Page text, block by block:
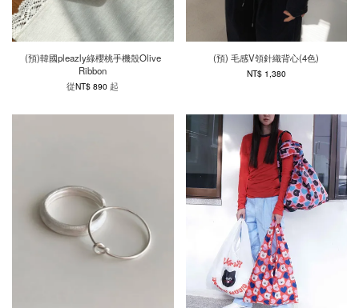
(預)韓國pleazly綠櫻桃手機殼Olive
Ribbon
從NT$ 890起
(預) 毛感V領針織背心(4色)
NT$ 1,380